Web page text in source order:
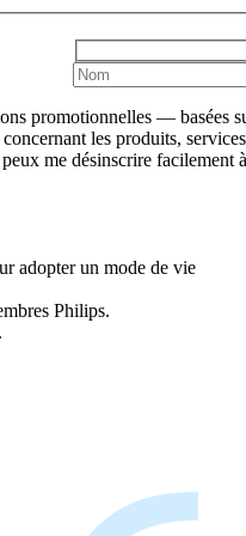
promotionnelles — basées
les produits,
me désinscrire facilement
adopter un mode de vie
Philips.